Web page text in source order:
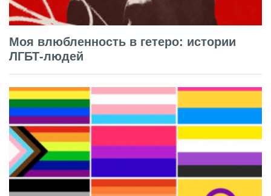
Моя влюбленность в гетеро: истории
ЛГБТ-людей